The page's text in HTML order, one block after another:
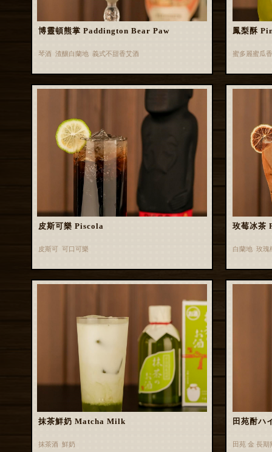
博靈頓熊掌 Paddington Bear Paw
琴酒 渣釀白蘭地 義式不甜香艾酒
鳳梨酥
蜜多麗蜜瓜
皮斯可樂 Piscola
皮斯可 可口可樂
玫莓冰茶
白蘭地 玫瑰
抹茶鮮奶 Matcha Milk
抹茶酒 鮮奶
田苑酎ハ
田苑 金 長